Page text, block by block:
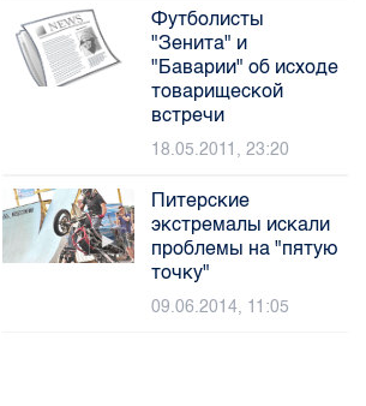
Футболисты
"Зенита" и
"Баварии" об исходе
товарищеской
встречи
18.05.2011, 23:20
Питерские
экстремалы искали
проблемы на "пятую
точку"
09.06.2014, 11:05